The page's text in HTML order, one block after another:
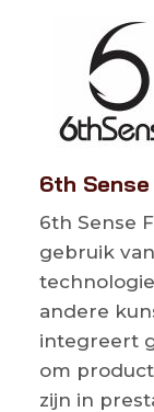
6th
6th Sense
gebruik
andere
integreert
om
zijn in